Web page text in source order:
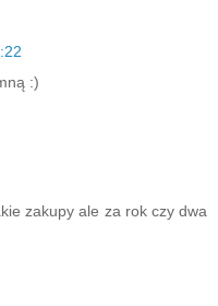
:)
zakupy ale za rok czy dwa